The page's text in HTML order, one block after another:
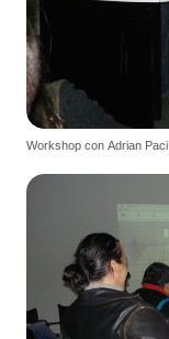
Workshop con Adrian Paci.